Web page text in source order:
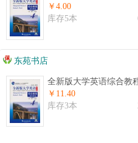
￥4.00
库存5本
东苑书店
全新版大学英语综合教
￥11.40
库存3本